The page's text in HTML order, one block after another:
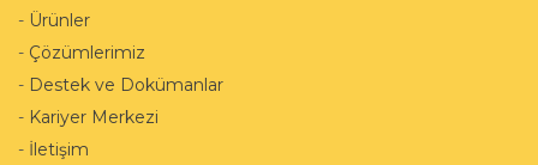
- Ürünler
- Çözümlerimiz
- Destek ve Dokümanlar
- Kariyer Merkezi
- İletişim